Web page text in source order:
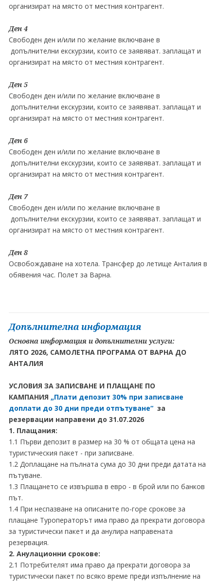
организират на място от местния контрагент.
Ден 4
Свободен ден и/или по желание включване в
допълнителни екскурзии, които се заявяват. заплащат и
организират на място от местния контрагент.
Ден 5
Свободен ден и/или по желание включване в
допълнителни екскурзии, които се заявяват. заплащат и
организират на място от местния контрагент.
Ден 6
Свободен ден и/или по желание включване в
допълнителни екскурзии, които се заявяват. заплащат и
организират на място от местния контрагент.
Ден 7
Свободен ден и/или по желание включване в
допълнителни екскурзии, които се заявяват. заплащат и
организират на място от местния контрагент.
Ден 8
Освобождаване на хотела. Трансфер до летище Анталия в
обявения час. Полет за Варна.
Допълнителна информация
Основна информация и допълнителни услуги:
ЛЯТО 2026, САМОЛЕТНА ПРОГРАМА ОТ ВАРНА ДО
АНТАЛИЯ
УСЛОВИЯ ЗА ЗАПИСВАНЕ И ПЛАЩАНЕ ПО
КАМПАНИЯ „Плати депозит 30% при записване
доплати до 30 дни преди отпътуване“за
резервации направени до 31.07.2026
1. Плащания:
1.1 Първи депозит в размер на 30 % от общата цена на
туристическия пакет - при записване.
1.2 Доплащане на пълната сума до 30 дни преди датата на
пътуване.
1.3 Плащането се извършва в евро - в брой или по банков
път.
1.4 При неспазване на описаните по-горе срокове за
плащане Туроператорът има право да прекрати договора
за туристически пакет и да анулира направената
резервация.
2. Анулационни срокове:
2.1 Потребителят има право да прекрати договора за
туристически пакет по всяко време преди изпълнение на